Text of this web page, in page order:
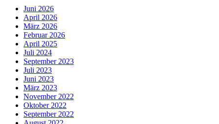
Juni 2026
April 2026
März 2026
Februar 2026
April 2025
Juli 2024
September 2023
Juli 2023
Juni 2023
März 2023
November 2022
Oktober 2022
September 2022